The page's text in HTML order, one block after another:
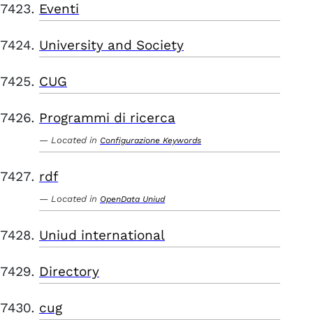
Eventi
University and Society
CUG
Programmi di ricerca
Located in Configurazione Keywords
rdf
Located in OpenData Uniud
Uniud international
Directory
cug